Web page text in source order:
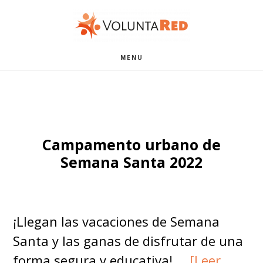
MENU
Campamento urbano de
Semana Santa 2022
¡Llegan las vacaciones de Semana
Santa y las ganas de disfrutar de una